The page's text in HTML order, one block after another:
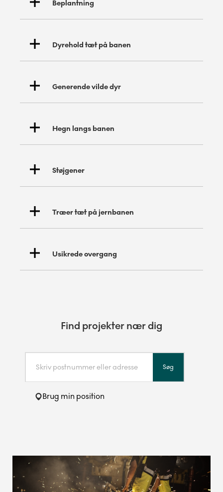
Beplantning
Dyrehold tæt på banen
Generende vilde dyr
Hegn langs banen
Støjgener
Træer tæt på jernbanen
Usikrede overgang
Find projekter nær dig
Søg
Brug min position